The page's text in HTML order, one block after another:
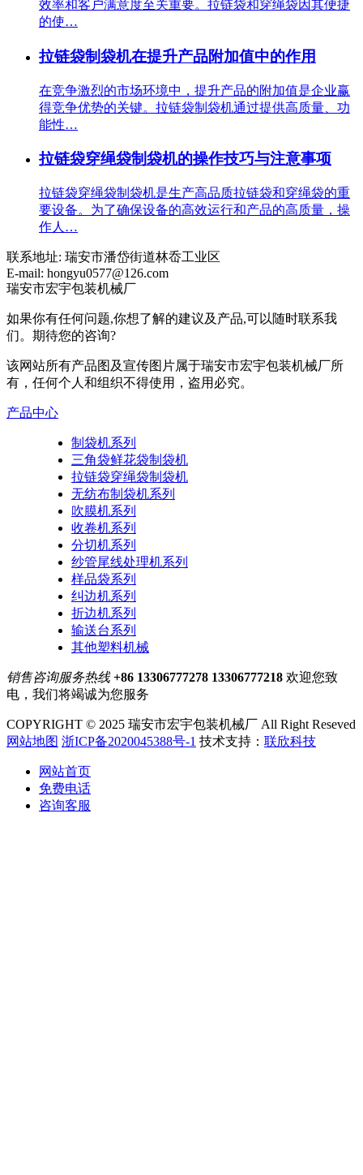
效率和客户满意度至关重要。拉链袋和穿绳袋因其便捷
的使…
拉链袋制袋机在提升产品附加值中的作用
在竞争激烈的市场环境中，提升产品的附加值是企业赢
得竞争优势的关键。拉链袋制袋机通过提供高质量、功
能性…
拉链袋穿绳袋制袋机的操作技巧与注意事项
拉链袋穿绳袋制袋机是生产高品质拉链袋和穿绳袋的重
要设备。为了确保设备的高效运行和产品的高质量，操
作人…
联系地址: 瑞安市潘岱街道林岙工业区
E-mail: hongyu0577@126.com
瑞安市宏宇包装机械厂
如果你有任何问题,你想了解的建议及产品,可以随时联系我
们。期待您的咨询?
该网站所有产品图及宣传图片属于瑞安市宏宇包装机械厂所
有，任何个人和组织不得使用，盗用必究。
产品中心
制袋机系列
三角袋鲜花袋制袋机
拉链袋穿绳袋制袋机
无纺布制袋机系列
吹膜机系列
收卷机系列
分切机系列
纱管尾线处理机系列
样品袋系列
纠边机系列
折边机系列
输送台系列
其他塑料机械
销售咨询服务热线 +86 13306777278 13306777218 欢迎您致
电，我们将竭诚为您服务
COPYRIGHT © 2025 瑞安市宏宇包装机械厂 All Right Reseved
网站地图 浙ICP备2020045388号-1 技术支持： 联欣科技
网站首页
免费电话
咨询客服